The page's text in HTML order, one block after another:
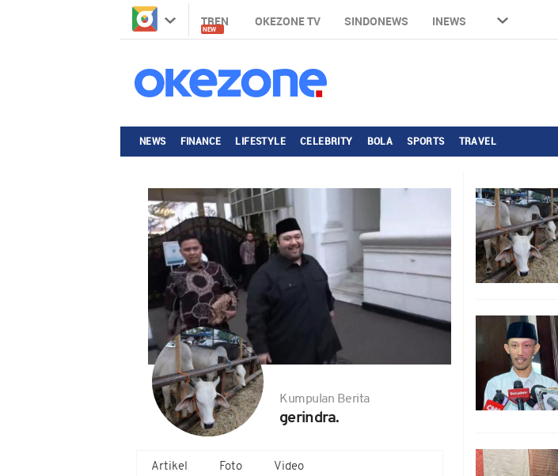
TREN
NEW
OKEZONE TV SINDONEWS INEWS
NEWS FINANCE LIFESTYLE CELEBRITY BOLA SPORTS TRAVEL
Kumpulan Berita
gerindra.
Artikel Foto Video